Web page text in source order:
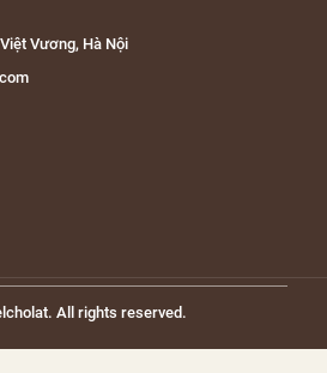
Vương, Hà Nội
All rights reserved.